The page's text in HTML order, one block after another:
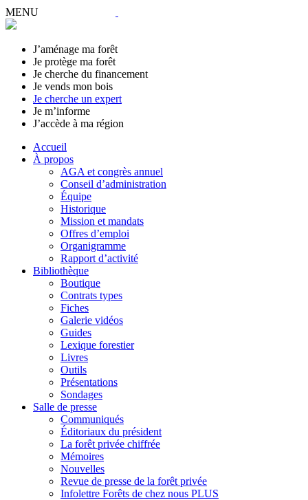
MENU
J’aménage ma forêt
Je protège ma forêt
Je cherche du financement
Je vends mon bois
Je cherche un expert
Je m’informe
J’accède à ma région
Accueil
À propos
AGA et congrès annuel
Conseil d’administration
Équipe
Historique
Mission et mandats
Offres d’emploi
Organigramme
Rapport d’activité
Bibliothèque
Boutique
Contrats types
Fiches
Galerie vidéos
Guides
Lexique forestier
Livres
Outils
Présentations
Sondages
Salle de presse
Communiqués
Éditoriaux du président
La forêt privée chiffrée
Mémoires
Nouvelles
Revue de presse de la forêt privée
Infolettre Forêts de chez nous PLUS